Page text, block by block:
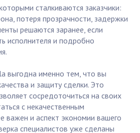
сталкиваются заказчики:
потеря прозрачности, задержки
решаются заранее, если
исполнителя и подробно
выгодна именно тем, что вы
и защиту сделки. Это
сосредоточиться на своих
с некачественным
важен и аспект экономии вашего
специалистов уже сделаны